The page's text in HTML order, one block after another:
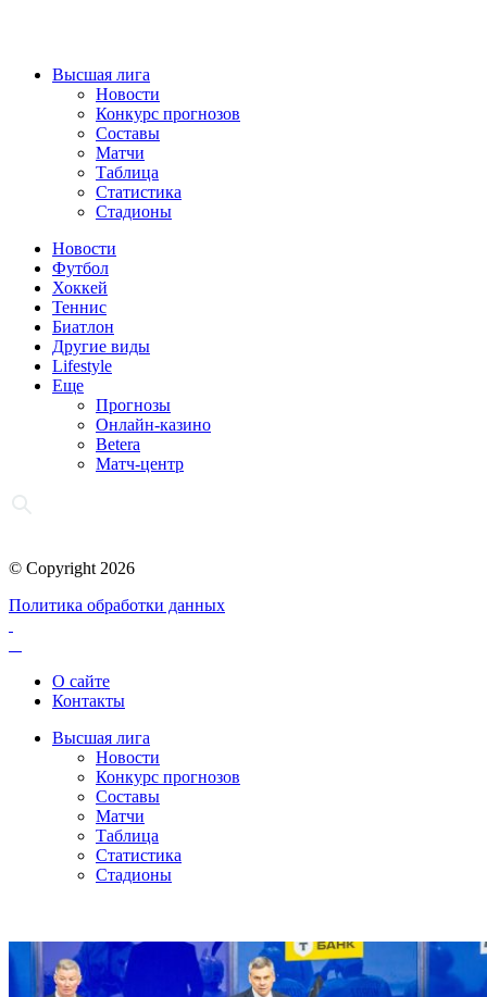
Высшая лига
Новости
Конкурс прогнозов
Составы
Матчи
Таблица
Статистика
Стадионы
Новости
Футбол
Хоккей
Теннис
Биатлон
Другие виды
Lifestyle
Еще
Прогнозы
Онлайн-казино
Betera
Матч-центр
© Copyright 2026
Политика обработки данных
О сайте
Контакты
Высшая лига
Новости
Конкурс прогнозов
Составы
Матчи
Таблица
Статистика
Стадионы